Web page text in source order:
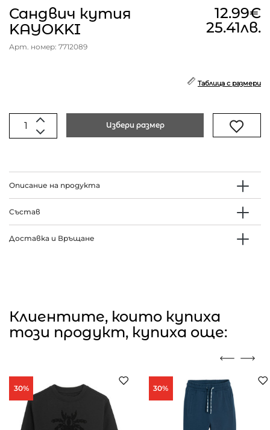
Сандвич кутия
KAYOKKI
Арт. номер: 7712089
12.99€
25.41лв.
Таблица с размери
Избери размер
Описание на продукта
Състав
Доставка и Връщане
Клиентите, които купиха
този продукт, купиха още:
30% 30%